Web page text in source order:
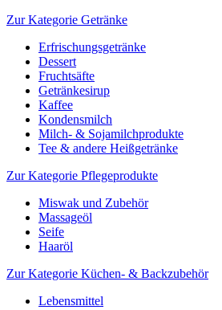
Zur Kategorie Getränke
Erfrischungsgetränke
Dessert
Fruchtsäfte
Getränkesirup
Kaffee
Kondensmilch
Milch- & Sojamilchprodukte
Tee & andere Heißgetränke
Zur Kategorie Pflegeprodukte
Miswak und Zubehör
Massageöl
Seife
Haaröl
Zur Kategorie Küchen- & Backzubehör
Lebensmittel